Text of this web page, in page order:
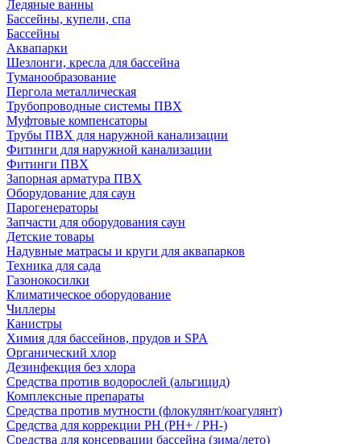
Ледяные ванны
Бассейны, купели, спа
Бассейны
Аквапарки
Шезлонги, кресла для бассейна
Туманообразование
Пергола металлическая
Трубопроводные системы ПВХ
Муфтовые компенсаторы
Трубы ПВХ для наружной канализации
Фитинги для наружной канализации
Фитинги ПВХ
Запорная арматура ПВХ
Оборудование для саун
Парогенераторы
Запчасти для оборудования саун
Детские товары
Надувные матрасы и круги для аквапарков
Техника для сада
Газонокосилки
Климатическое оборудование
Чиллеры
Канистры
Химия для бассейнов, прудов и SPA
Органический хлор
Дезинфекция без хлора
Средства против водорослей (альгицид)
Комплексные препараты
Средства против мутности (флокулянт/коагулянт)
Средства для коррекции PH (PH+ / PH-)
Средства для консервации бассейна (зима/лето)